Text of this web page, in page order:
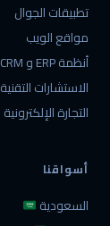
تطبيقات الجوال
مواقع الويب
أنظمة ERP و CRM
الاستشارات التقنية
التجارة الإلكترونية
أسواقنا
السعودية